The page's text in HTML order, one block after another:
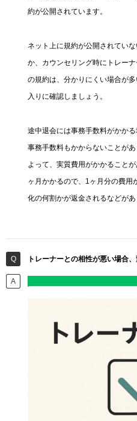
約が公開されています。
ネット上に規約が公開されてい
か、カウンセリング時にトレー
の規約は、分かりにくい場合が
入りに確認しましょう。
途中退会には事務手数料がかか
事務手数料もかからないことが
よって、実質費用がかかること
ヶ月かかるので、1ヶ月分の費用
化の何割かが返金されるなどがあ
トレーナーとの相性が悪い場合